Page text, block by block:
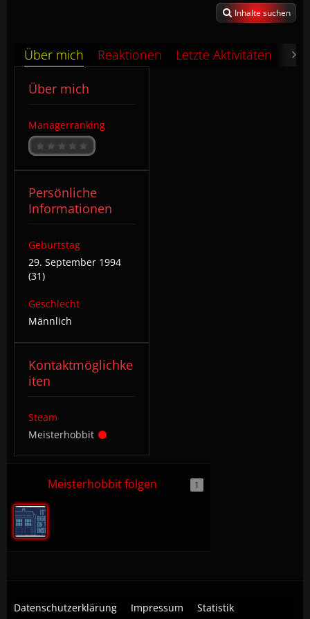
Inhalte suchen
Über mich Reaktionen Letzte Aktivitäten
Über mich
Managerranking
Persönliche
Informationen
Geburtstag
29. September 1994
(31)
Geschlecht
Männlich
Kontaktmöglichke
iten
Steam
Meisterhobbit
Meisterhobbit folgen 1
Datenschutzerklärung Impressum Statistik